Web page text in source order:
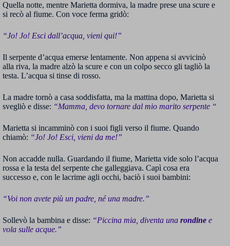
Quella notte, mentre Marietta dormiva, la madre prese una scure e
si recò al fiume. Con voce ferma gridò:
“Jo! Jo! Esci dall’acqua, vieni qui!”
Il serpente d’acqua emerse lentamente. Non appena si avvicinò
alla riva, la madre alzò la scure e con un colpo secco gli tagliò la
testa. L’acqua si tinse di rosso.
La madre tornò a casa soddisfatta, ma la mattina dopo, Marietta si
svegliò e disse: “Mamma, devo tornare dal mio marito serpente “
Marietta si incamminò con i suoi figli verso il fiume. Quando
chiamò: “Jo! Jo! Esci, vieni da me!”
Non accadde nulla. Guardando il fiume, Marietta vide solo l’acqua
rossa e la testa del serpente che galleggiava. Capì cosa era
successo e, con le lacrime agli occhi, baciò i suoi bambini:
“Voi non avete più un padre, né una madre.”
Sollevò la bambina e disse: “Piccina mia, diventa una rondine e
vola sulle acque.”